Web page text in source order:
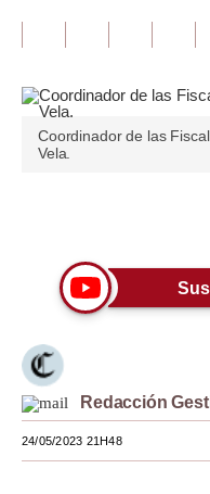
Finanzas Personales
Plus G
Opinión
Blogs
Lujo
Viajes
Coordinador de las
Vela.
Redacción
24/05/2023 21H48